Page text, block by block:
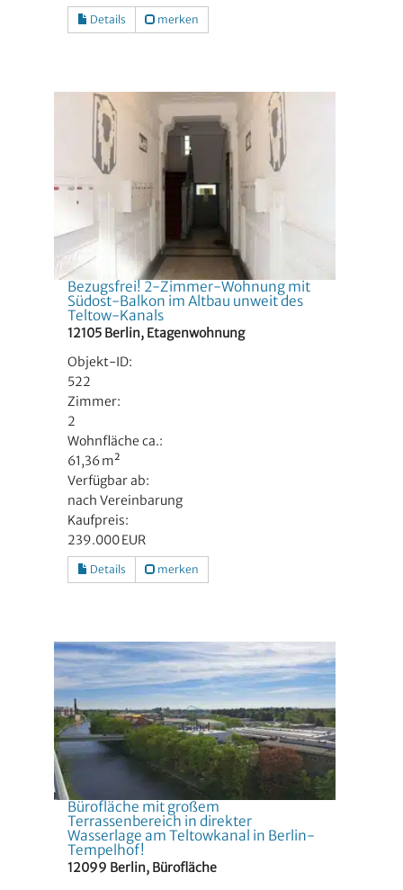
Details merken
Bezugsfrei! 2-Zimmer-Wohnung mit
Südost-Balkon im Altbau unweit des
Teltow-Kanals
12105 Berlin, Etagenwohnung
Objekt-ID:
522
Zimmer:
2
Wohnfläche ca.:
61,36 m²
Verfügbar ab:
nach Vereinbarung
Kaufpreis:
239.000 EUR
Details merken
Bürofläche mit großem
Terrassenbereich in direkter
Wasserlage am Teltowkanal in Berlin-
Tempelhof!
12099 Berlin, Bürofläche